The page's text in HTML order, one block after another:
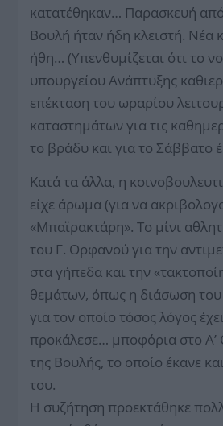
κατατέθηκαν… Παρασκευή
Βουλή ήταν ήδη κλειστή. Νέα
ήθη… (Υπενθυμίζεται ότι το
υπουργείου Ανάπτυξης
επέκταση του ωραρίου
καταστημάτων για τις
το βράδυ και για το Σάββατο
Κατά τα άλλα, η
είχε άρωμα (για να
«Μπαϊρακτάρη». Το μίνι
του Γ. Ορφανού για την
στα γήπεδα και την
θεμάτων, όπως η διάσωση του
για τον οποίο τόσος λόγος
προκάλεσε… μποφόρια στο Αʼ
της Βουλής, το οποίο έκανε
του.
Η συζήτηση προεκτάθηκε